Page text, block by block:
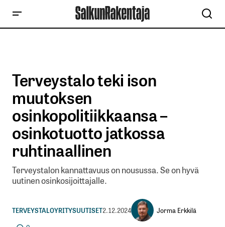
Terveystalo teki ison
muutoksen
osinkopolitiikkaansa –
osinkotuotto jatkossa
ruhtinaallinen
Terveystalon kannattavuus on nousussa. Se on hyvä
uutinen osinkosijoittajalle.
TERVEYSTALOYRITYSUUTISET2.12.2024
Jorma Erkkilä